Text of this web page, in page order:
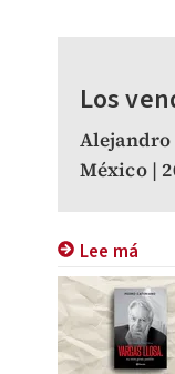
Los
Alejandro
México |
Lee má